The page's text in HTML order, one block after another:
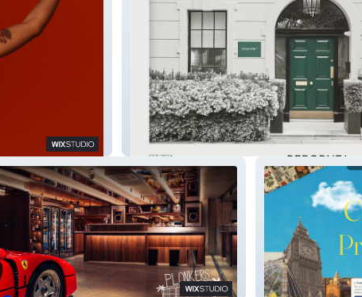
Reborne Longevity
Plonkers Chelsea Pre-Prep